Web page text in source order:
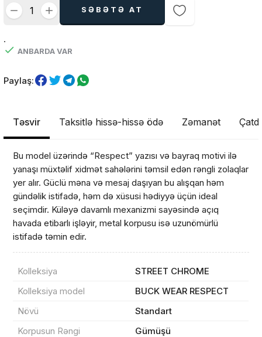
SƏBƏTƏ AT
.
ANBARDA VAR
Paylaş:
Təsvir Taksitlə hissə-hissə ödə Zəmanət
Bu model üzərində “Respect” yazısı və bayraq motivi ilə
yanaşı müxtəlif xidmət sahələrini təmsil edən rəngli zolaqlar
yer alır. Güclü məna və mesaj daşıyan bu alışqan həm
gündəlik istifadə, həm də xüsusi hədiyyə üçün ideal
seçimdir. Küləyə davamlı mexanizmi sayəsində açıq
havada etibarlı işləyir, metal korpusu isə uzunömürlü
istifadə təmin edir.
Kolleksiya
STREET CHROME
Kolleksiya model
BUCK WEAR RESPECT
Növü
Standart
Korpusun Rəngi
Gümüşü
Məhsul(lar) səbətə əlavə edildi
Sifarişin detalları